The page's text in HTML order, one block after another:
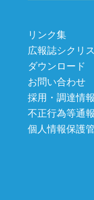
リンク集
広報誌シクリ
ダウンロード
お問い合わせ
採用・調達情報
不正行為等通
個人情報保護